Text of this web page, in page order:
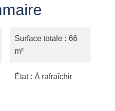
Surface totale
66
m²
État À rafraîchir